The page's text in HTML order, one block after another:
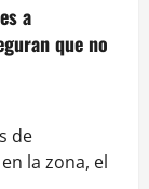
a
que no
de
la zona, el